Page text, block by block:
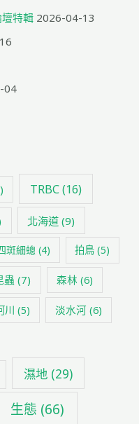
特輯 2026-04-13
04
TRBC(16)
北海道 (9)
斑細蟌 (4) 拍鳥 (5)
蟲 (7) 森林 (6)
川 (5) 淡水河 (6)
濕地(29)
生態 (66)